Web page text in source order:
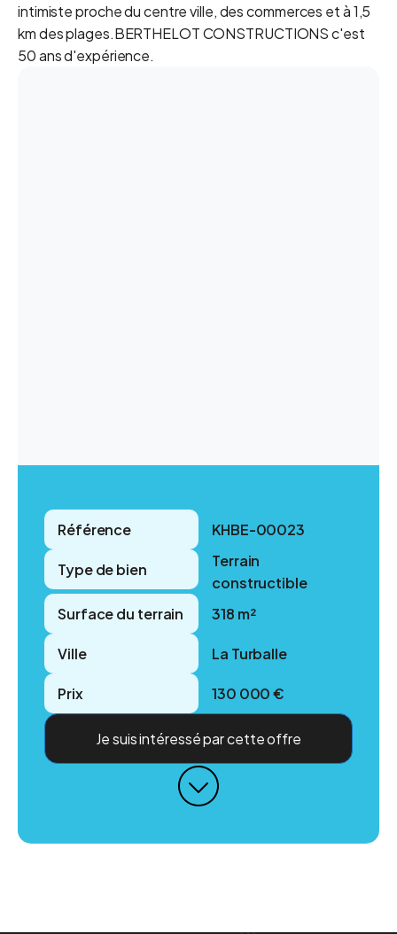
intimiste proche du centre ville, des commerces et à 1,5
km des plages.BERTHELOT CONSTRUCTIONS c'est
50 ans d'expérience.
Référence KHBE-00023
Type de bien
Terrain
constructible
Surface du terrain
318 m²
Ville La Turballe
Prix 130 000 €
Je suis intéressé par cette offre